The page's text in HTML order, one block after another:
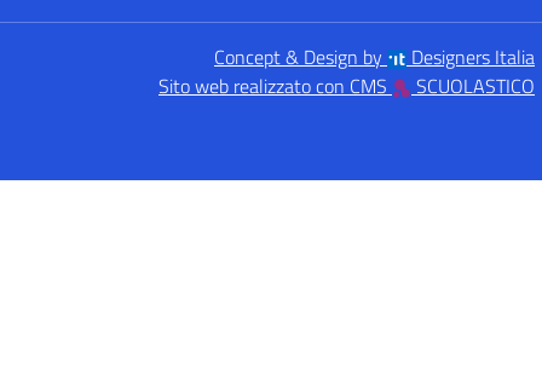
Concept & Design by
Designers Italia
Sito web realizzato con CMS
SCUOLASTICO